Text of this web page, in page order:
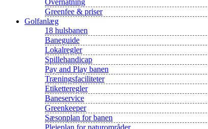
Overnatning
Greenfee & priser
Golfanlæg
18 hulsbanen
Baneguide
Lokalregler
Spillehandicap
Pay and Play banen
Træningsfaciliteter
Etiketteregler
Baneservice
Greenkeeper
Sæsonplan for banen
Plejeplan for naturområder